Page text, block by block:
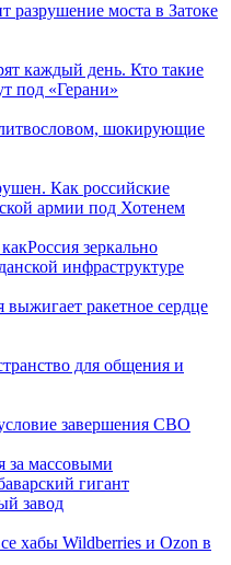
разрушение моста в Затоке
каждый день. Кто такие
под «Герани»
шокирующие
Как российские
армии под Хотенем
зеркально
инфраструктуре
ракетное сердце
для общения и
завершения СВО
за массовыми
гигант
завод
хабы Wildberries и Ozon в